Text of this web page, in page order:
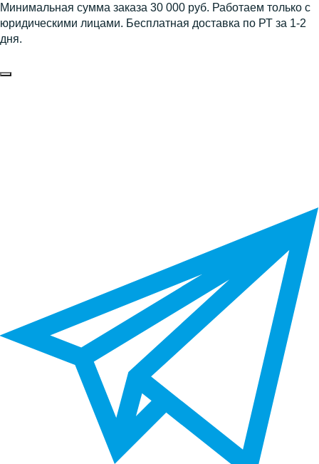
Минимальная сумма заказа 30 000 руб. Работаем только с
юридическими лицами. Бесплатная доставка по РТ за 1-2
дня.